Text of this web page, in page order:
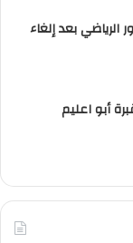
الرياضي بعد إلغاء
أبو اعليم